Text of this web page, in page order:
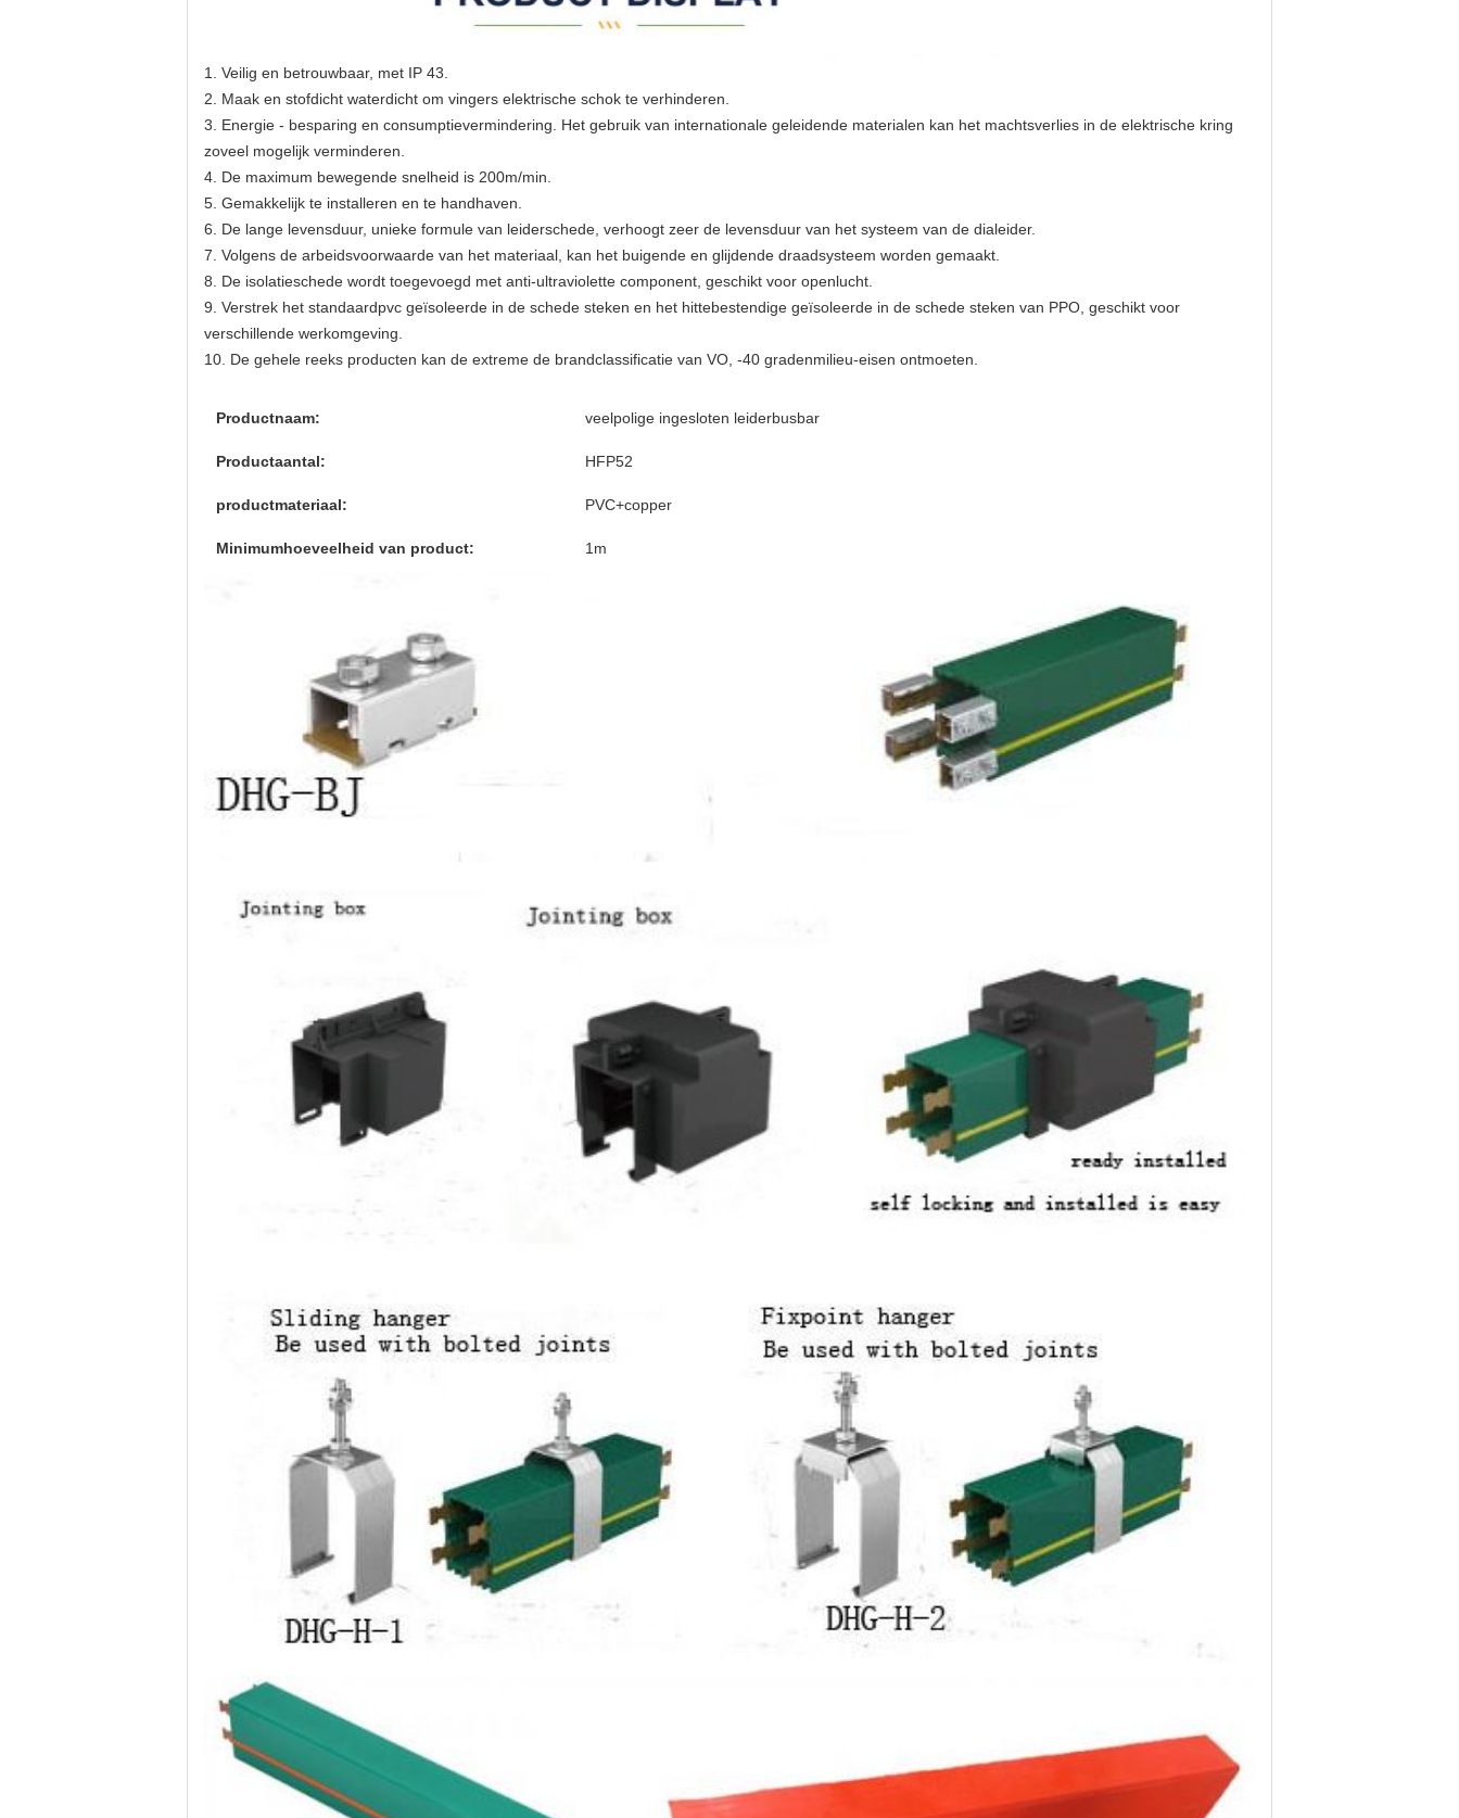
1. Veilig en betrouwbaar, met IP 43.
2. Maak en stofdicht waterdicht om vingers elektrische schok te verhinderen.
3. Energie - besparing en consumptievermindering. Het gebruik van internationale geleidende materialen kan het machtsverlies in de elektrische kring
zoveel mogelijk verminderen.
4. De maximum bewegende snelheid is 200m/min.
5. Gemakkelijk te installeren en te handhaven.
6. De lange levensduur, unieke formule van leiderschede, verhoogt zeer de levensduur van het systeem van de dialeider.
7. Volgens de arbeidsvoorwaarde van het materiaal, kan het buigende en glijdende draadsysteem worden gemaakt.
8. De isolatieschede wordt toegevoegd met anti-ultraviolette component, geschikt voor openlucht.
9. Verstrek het standaardpvc geïsoleerde in de schede steken en het hittebestendige geïsoleerde in de schede steken van PPO, geschikt voor
verschillende werkomgeving.
10. De gehele reeks producten kan de extreme de brandclassificatie van VO, -40 gradenmilieu-eisen ontmoeten.
Productnaam: veelpolige ingesloten leiderbusbar
Productaantal: HFP52
productmateriaal: PVC+copper
Minimumhoeveelheid van product: 1m